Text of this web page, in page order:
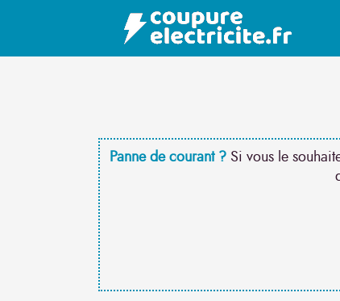
Panne de courant ? Si vous le